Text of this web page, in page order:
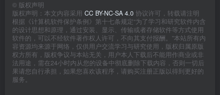
© 版权声明
版权声明：本文内容采用 CC BY-NC-SA 4.0 协议许可，转载请注明
根据《计算机软件保护条例》第十七条规定“为了学习和研究软件内含
的设计思想和原理，通过安装、显示、传输或者存储软件等方式使用
软件的，可以不经软件著作权人许可，不向其支付报酬。”本站所有内
容资源均来源于网络，仅供用户交流学习与研究使用，版权归属原版
权方所有，版权争议与本站无关，用户本人下载后不能用作商业或非
法用途，需在24小时内从您的设备中彻底删除下载内容，否则一切后
果请您自行承担，如果您喜欢该程序，请购买注册正版以得到更好的
服务。